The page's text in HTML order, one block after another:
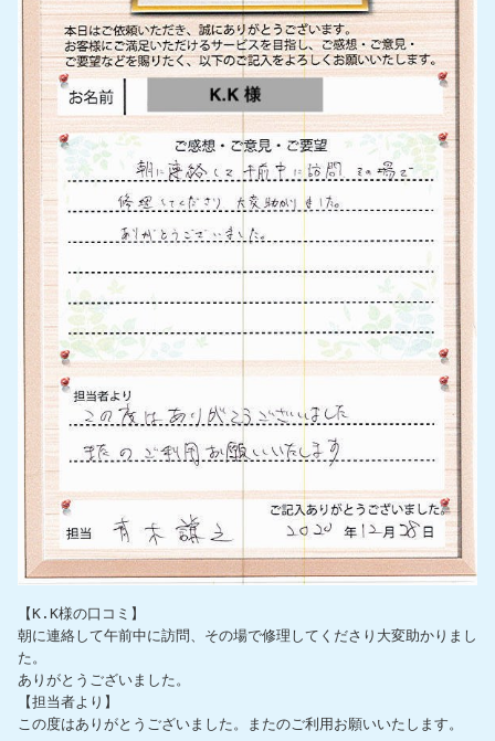
【K.K様の口コミ】
朝に連絡して午前中に訪問、その場で修理してくださり大変助かりまし
た。
ありがとうございました。
【担当者より】
この度はありがとうございました。またのご利用お願いいたします。